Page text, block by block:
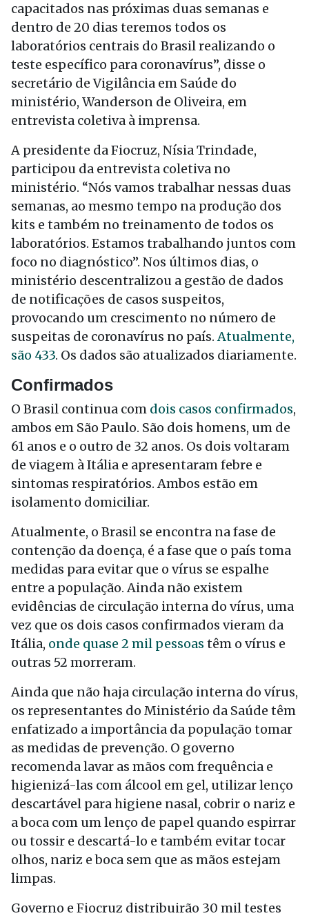
capacitados nas próximas duas semanas e
dentro de 20 dias teremos todos os
laboratórios centrais do Brasil realizando o
teste específico para coronavírus”, disse o
secretário de Vigilância em Saúde do
ministério, Wanderson de Oliveira, em
entrevista coletiva à imprensa.
A presidente da Fiocruz, Nísia Trindade,
participou da entrevista coletiva no
ministério. “Nós vamos trabalhar nessas duas
semanas, ao mesmo tempo na produção dos
kits e também no treinamento de todos os
laboratórios. Estamos trabalhando juntos com
foco no diagnóstico”. Nos últimos dias, o
ministério descentralizou a gestão de dados
de notificações de casos suspeitos,
provocando um crescimento no número de
suspeitas de coronavírus no país.Atualmente,
são 433. Os dados são atualizados diariamente.
Confirmados
O Brasil continua com dois casos confirmados,
ambos em São Paulo. São dois homens, um de
61 anos e o outro de 32 anos. Os dois voltaram
de viagem à Itália e apresentaram febre e
sintomas respiratórios. Ambos estão em
isolamento domiciliar.
Atualmente, o Brasil se encontra na fase de
contenção da doença, é a fase que o país toma
medidas para evitar que o vírus se espalhe
entre a população. Ainda não existem
evidências de circulação interna do vírus, uma
vez que os dois casos confirmados vieram da
Itália, onde quase 2 mil pessoas têm o vírus e
outras 52 morreram.
Ainda que não haja circulação interna do vírus,
os representantes do Ministério da Saúde têm
enfatizado a importância da população tomar
as medidas de prevenção. O governo
recomenda lavar as mãos com frequência e
higienizá-las com álcool em gel, utilizar lenço
descartável para higiene nasal, cobrir o nariz e
a boca com um lenço de papel quando espirrar
ou tossir e descartá-lo e também evitar tocar
olhos, nariz e boca sem que as mãos estejam
limpas.
Governo e Fiocruz distribuirão 30 mil testes